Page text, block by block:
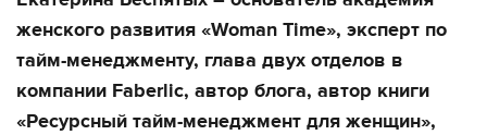
женского развития «Woman Time», эксперт по
тайм-менеджменту, глава двух отделов в
компании Faberlic, автор блога, автор книги
«Ресурсный тайм-менеджмент для женщин»,